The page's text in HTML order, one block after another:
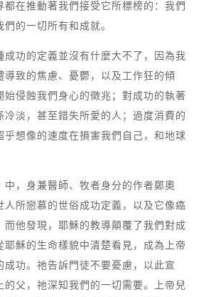
都在推動著我們接受它所標榜的：我們
們的一切所有和成就。
成功的定義並沒有什麼大不了，因為我
導致的焦慮、憂鬱，以及工作狂的傾
始侵蝕我們身心的徵兆；對成功的執著
冷淡，甚至錯失所愛的人；過度消費的
乎想像的速度在損害我們自己，和地球
中，身兼醫師、牧者身分的作者鄭奧
人所戀慕的世俗成功定義，以及它像癌
而他發現，耶穌的教導顛覆了我們對成
耶穌的生命樣貌中清楚看見，成為上帝
成功。祂告訴門徒不要憂慮，以此宣
的父，祂深知我們的一切需要。上帝兒